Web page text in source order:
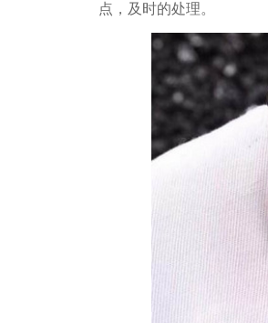
点，及时的处理。